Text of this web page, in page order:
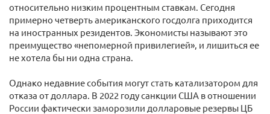
относительно низким процентным ставкам. Сегодня
примерно четверть американского госдолга приходится
на иностранных резидентов. Экономисты называют это
преимущество «непомерной привилегией», и лишиться ее
не хотела бы ни одна страна.
Однако недавние события могут стать катализатором для
отказа от доллара. В 2022 году санкции США в отношении
России фактически заморозили долларовые резервы ЦБ